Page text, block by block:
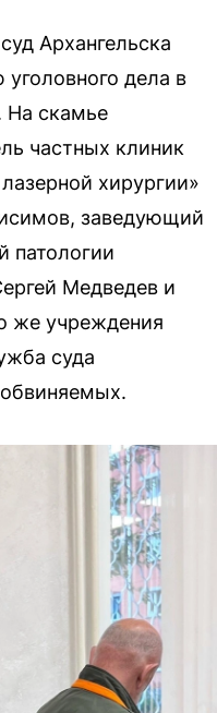
Архангельска
дела в
На скамье
частных клиник
хирургии»
заведующий
патологии
Медведев и
же учреждения
суда